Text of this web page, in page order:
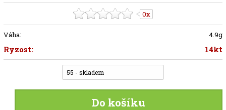
0x
Váha: 4.9g
Ryzost: 14kt
55 - skladem
Do košíku